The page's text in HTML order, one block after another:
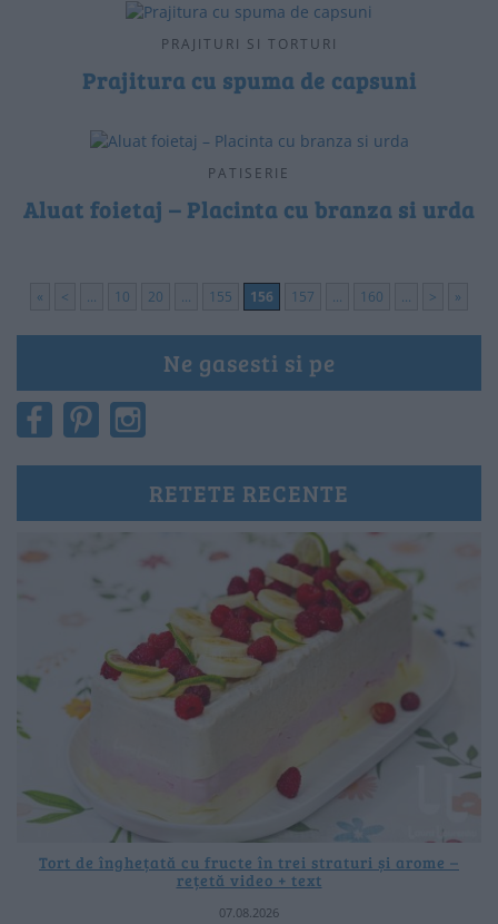
PRAJITURI SI TORTURI
Prajitura cu spuma de capsuni
PATISERIE
Aluat foietaj – Placinta cu branza si urda
« < ... 10 20 ... 155 156 157 ... 160 ... > »
Ne gasesti si pe
RETETE RECENTE
Tort de înghețată cu fructe în trei straturi și arome –
rețetă video + text
07.08.2026